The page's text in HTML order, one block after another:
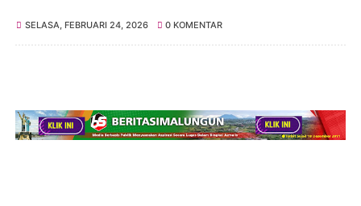
SELASA, FEBRUARI 24, 2026 0 KOMENTAR